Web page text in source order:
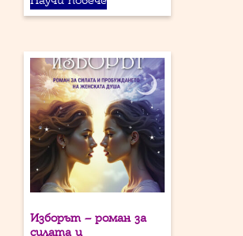
Изборът – роман за
силата и